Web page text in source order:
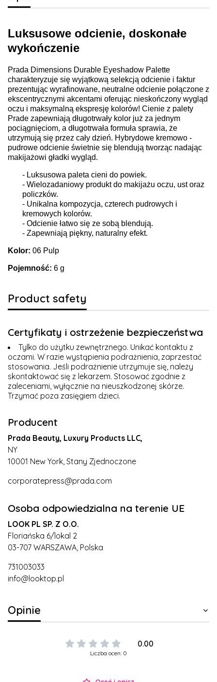
Luksusowe odcienie, doskonałe
wykończenie
Prada Dimensions Durable Eyeshadow Palette
charakteryzuje się wyjątkową selekcją odcienie i faktur
prezentując wyrafinowane, neutralne odcienie połączone z
ekscentrycznymi akcentami oferując nieskończony wygląd
oczu i maksymalną ekspresję kolorów! Cienie z palety
Prade zapewniają długotrwały kolor już za jednym
pociągnięciom, a długotrwała formuła sprawia, że
utrzymują się przez cały dzień. Hybrydowe kremowo -
pudrowe odcienie świetnie się blendują tworząc nadając
makijażowi gładki wygląd.
- Luksusowa paleta cieni do powiek.
- Wielozadaniowy produkt do makijażu oczu, ust oraz
policzków.
- Unikalna kompozycja, czterech pudrowych i
kremowych kolorów.
- Odcienie łatwo się ze sobą blendują.
- Zapewniają piękny, naturalny efekt.
Kolor: 06 Pulp
Pojemność: 6 g
Product safety
Certyfikaty i ostrzeżenie bezpieczeństwa
Tylko do użytku zewnętrznego. Unikać kontaktu z
oczami. W razie wystąpienia podrażnienia, zaprzestać
stosowania. Jeśli podrażnienie utrzymuje się, należy
skontaktować się z lekarzem. Stosować zgodnie z
zaleceniami, wyłącznie na nieuszkodzonej skórze.
Trzymać poza zasięgiem dzieci.
Producent
Prada Beauty, Luxury Products LLC,
NY
10001 New York, Stany Zjednoczone
corporatepress@prada.com
Osoba odpowiedzialna na terenie UE
LOOK PL SP. Z O.O.
Floriańska 6/lokal 2
03-707 WARSZAWA, Polska
731003033
info@looktop.pl
Opinie
0.00
Liczba ocen: 0